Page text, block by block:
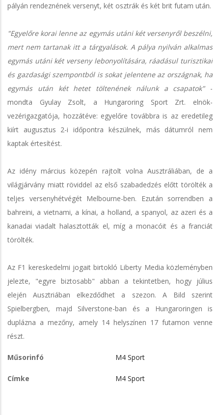
pályán rendeznének versenyt, két osztrák és két brit futam után.
"Egyelőre korai lenne az egymás utáni két versenyről beszélni,
mert nem tartanak itt a tárgyalások. A pálya nyilván alkalmas
egymás utáni két verseny lebonyolítására, ráadásul turisztikai
és gazdasági szempontból is sokat jelentene az országnak, ha
egymás után két hetet töltenének nálunk a csapatok"-
mondta Gyulay Zsolt, a Hungaroring Sport Zrt. elnök-
vezérigazgatója, hozzátéve: egyelőre továbbra is az eredetileg
kiírt augusztus 2-i időpontra készülnek, más dátumról nem
kaptak értesítést.
Az idény március közepén rajtolt volna Ausztráliában, de a
világjárvány miatt röviddel az első szabadedzés előtt törölték a
teljes versenyhétvégét Melbourne-ben. Ezután sorrendben a
bahreini, a vietnami, a kínai, a holland, a spanyol, az azeri és a
kanadai viadalt halasztották el, míg a monacóit és a franciát
törölték.
Az F1 kereskedelmi jogait birtokló Liberty Media közleményben
jelezte, "egyre biztosabb" abban a tekintetben, hogy július
elején Ausztriában elkezdődhet a szezon. A Bild szerint
Spielbergben, majd Silverstone-ban és a Hungaroringen is
duplázna a mezőny, amely 14 helyszínen 17 futamon venne
részt.
Műsorinfó M4 Sport
Címke M4 Sport